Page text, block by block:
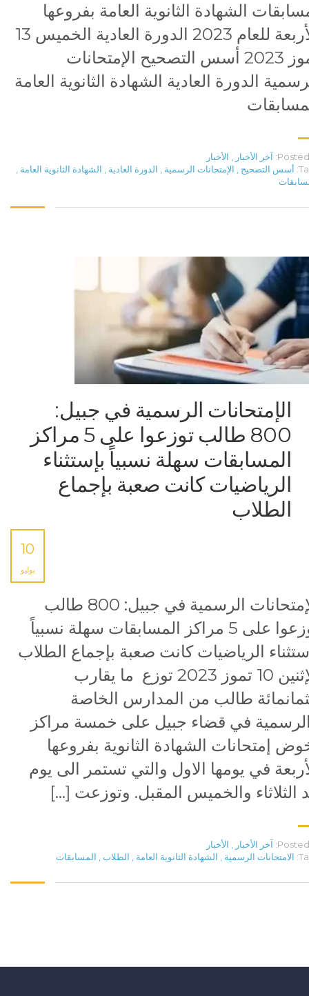
الشهادة الثانوية العامة بفروعها
الأربعة للعام 2023 الدورة العادية الخميس 13
تموز 2023 أسس التصحيح الإمتحانات
الدورة العادية الشهادة الثانوية العامة
Posted آخر الأخبار , الأخبار
أسس التصحيح , الإمتحانات الرسمية , الدورة العادية , الشهادة الثانوية العامة ,
الإمتحانات الرسمية في جبيل:
800 طالب توزعوا على 5 مراكز
المسابقات سهلة نسبياً بإستثناء
الرياضيات كانت صعبة بإجماع
الطلاب
10
يوليو
الإمتحانات الرسمية في جبيل: 800 طالب
توزعوا على 5 مراكز المسابقات سهلة نسبياً
الرياضيات كانت صعبة بإجماع الطلاب
الإثنين 10 تموز 2023 توزع ما يقارب
طالب من المدارس الخاصة
في قضاء جبيل على خمسة مراكز
إمتحانات الشهادة الثانوية بفروعها
في يومها الاول والتي تستمر الى يوم
الثلاثاء والخميس المقبل. وتوزعت […]
Posted آخر الأخبار
الأخبار
الامتحانات الرسمية الشهادة الثانوية العامة الطلاب المسابقات